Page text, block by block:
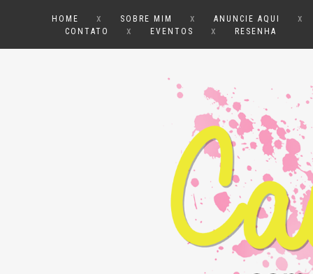
HOME x SOBRE MIM x ANUNCIE AQUI x
CONTATO x EVENTOS x RESENHA